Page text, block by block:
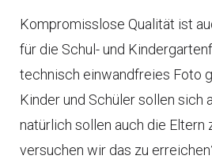
Kompromisslose Qualität ist
für die Schul- und
technisch einwandfreies Foto
Kinder und Schüler sollen sich
natürlich sollen auch die Eltern
versuchen wir das zu